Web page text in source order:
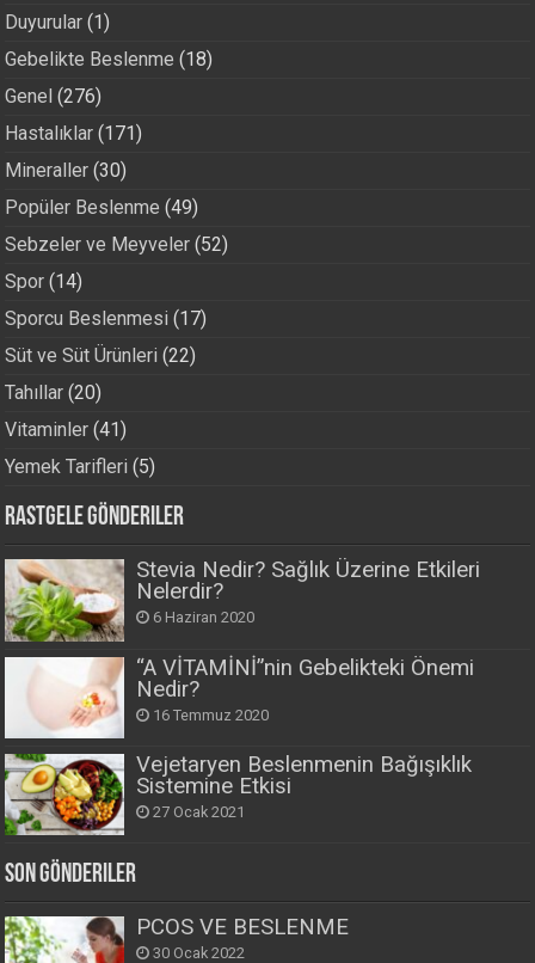
Duyurular (1)
Gebelikte Beslenme (18)
Genel (276)
Hastalıklar (171)
Mineraller (30)
Popüler Beslenme (49)
Sebzeler ve Meyveler (52)
Spor (14)
Sporcu Beslenmesi (17)
Süt ve Süt Ürünleri (22)
Tahıllar (20)
Vitaminler (41)
Yemek Tarifleri (5)
Rastgele Gönderiler
Stevia Nedir? Sağlık Üzerine Etkileri
Nelerdir?
6 Haziran 2020
“A VİTAMİNİ”nin Gebelikteki Önemi
Nedir?
16 Temmuz 2020
Vejetaryen Beslenmenin Bağışıklık
Sistemine Etkisi
27 Ocak 2021
Son Gönderiler
PCOS VE BESLENME
30 Ocak 2022